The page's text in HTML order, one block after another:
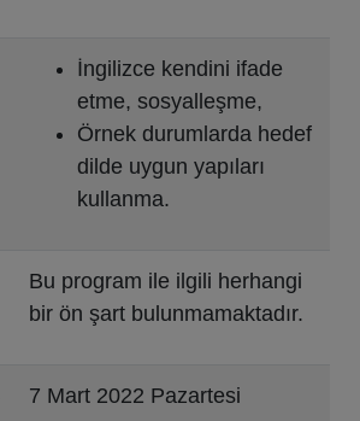
İngilizce kendini ifade
etme, sosyalleşme,
Örnek durumlarda hedef
dilde uygun yapıları
kullanma.
Bu program ile ilgili herhangi
bir ön şart bulunmamaktadır.
7 Mart 2022 Pazartesi